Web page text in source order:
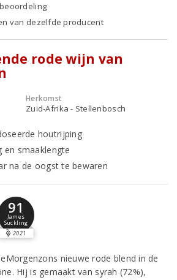
van dezelfde producent
rode wijn van
Herkomst
Zuid-Afrika - Stellenbosch
houtrijping
en smaaklengte
na de oogst te bewaren
91
James
Suckling
2021
nieuwe rode blend in de
Hij is gemaakt van syrah (72%),